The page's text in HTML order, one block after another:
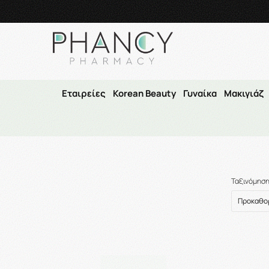
Τηλεφωνικές
Εταιρείες Korean Beauty Γυναίκα Μακιγιάζ
Ταξινόμηση